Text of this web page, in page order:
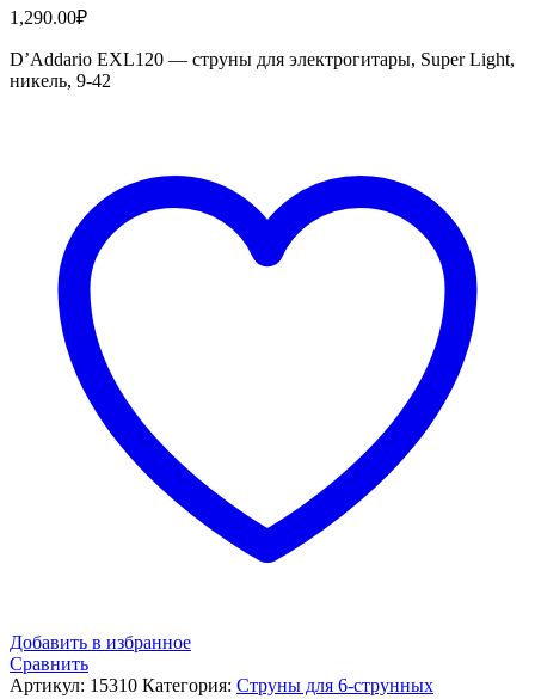
1,290.00₽
D’Addario EXL120 — струны для электрогитары, Super Light,
никель, 9-42
Добавить в избранное
Сравнить
Артикул: 15310 Категория: Струны для 6-струнных